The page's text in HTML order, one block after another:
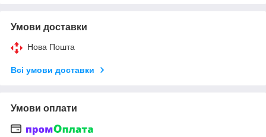
Умови доставки
Нова Пошта
Всі умови доставки
Умови оплати